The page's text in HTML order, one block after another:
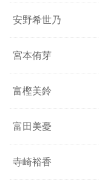
安野希世乃
宮本侑芽
富樫美鈴
富田美憂
寺崎裕香